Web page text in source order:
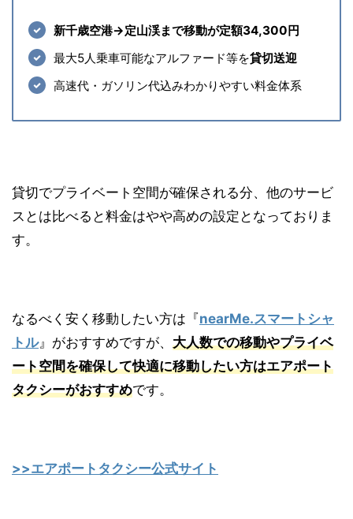
新千歳空港→定山渓まで移動が定額34,300円
最大5人乗車可能なアルファード等を貸切送迎
高速代・ガソリン代込みわかりやすい料金体系
貸切でプライベート空間が確保される分、他のサービ
スとは比べると料金はやや高めの設定となっておりま
す。
なるべく安く移動したい方は『nearMe.スマートシャ
トル』がおすすめですが、 大人数での移動やプライベ
ート空間を確保して快適に移動したい方はエアポート
タクシーがおすすめです。
>>エアポートタクシー公式サイト